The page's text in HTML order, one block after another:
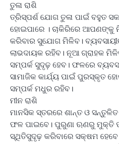
ତୁଳା ରାଶି
ତ୍ରିସ୍ପର୍ଶ ଯୋଗ ତୁଳା ପାଇଁ ବହୁତ
ହୋଇପାରେ । ଚାକିରିରେ ଆପଣଙ୍କୁ
କରିବାର ସୁଯୋଗ ମିଳିବ।
ଲାଭଦାୟକ ରହିବ। ନୂଆ ଗ୍ରାହକ
ସମ୍ପର୍କ ସୁଦୃଢ଼ ହେବ। ଫଳରେ
ସାମାଜିକ କାର୍ଯ୍ୟ ପାଇଁ ପୁରସ୍କୃତ
ସମ୍ପର୍କ ମଧୁର ରହିବ।
ମୀନ ରାଶି
ମାନସିକ ସ୍ତରରେ ଶାନ୍ତ ଓ
ଫଳ ପାଇବେ। ପୁରୁଣା ଋଣରୁ ମୁକ୍ତି
ସ୍ଥିତିସୁଦୃଢ଼ କରିବାରେ ସକ୍ଷମ